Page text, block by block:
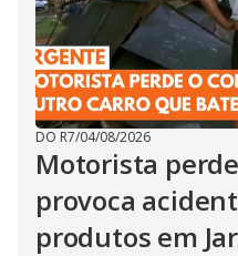
DO R7/04/08/2026
Motorista
provoca
produtos em